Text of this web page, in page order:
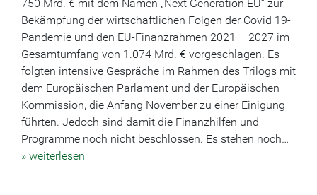
750 Mrd. € mit dem Namen „Next Generation EU“ zur
Bekämpfung der wirtschaftlichen Folgen der Covid 19-
Pandemie und den EU-Finanzrahmen 2021 – 2027 im
Gesamtumfang von 1.074 Mrd. € vorgeschlagen. Es
folgten intensive Gespräche im Rahmen des Trilogs mit
dem Europäischen Parlament und der Europäischen
Kommission, die Anfang November zu einer Einigung
führten. Jedoch sind damit die Finanzhilfen und
Programme noch nicht beschlossen. Es stehen noch…
» weiterlesen